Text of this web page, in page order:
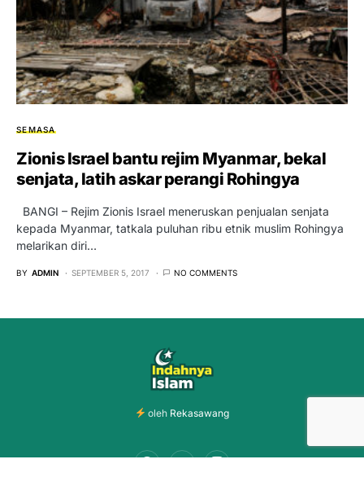
SEMASA
Zionis Israel bantu rejim Myanmar, bekal
senjata, latih askar perangi Rohingya
BANGI – Rejim Zionis Israel meneruskan penjualan senjata
kepada Myanmar, tatkala puluhan ribu etnik muslim Rohingya
melarikan diri…
BY ADMIN SEPTEMBER 5, 2017 NO COMMENTS
oleh Rekasawang